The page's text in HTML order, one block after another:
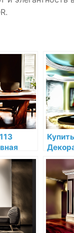
Decor
Orac
Orac